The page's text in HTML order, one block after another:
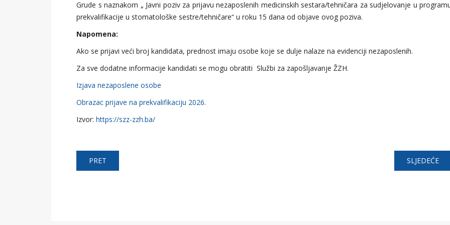
Grude s naznakom „ Javni poziv za prijavu nezaposlenih medicinskih sestara/tehničara za sudjelovanje u
prekvalifikacije u stomatološke sestre/tehničare“ u roku 15 dana od objave ovog poziva.
Napomena:
Ako se prijavi veći broj kandidata, prednost imaju osobe koje se dulje nalaze na evidenciji nezaposlenih.
Za sve dodatne informacije kandidati se mogu obratiti Službi za zapošljavanje ŽZH.
Izjava nezaposlene osobe
Obrazac prijave na prekvalifikaciju 2026.
Izvor: https://szz-zzh.ba/
PRET SLJEDEĆE